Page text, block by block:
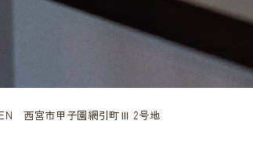
西宮市甲子園網引町Ⅲ 2号地